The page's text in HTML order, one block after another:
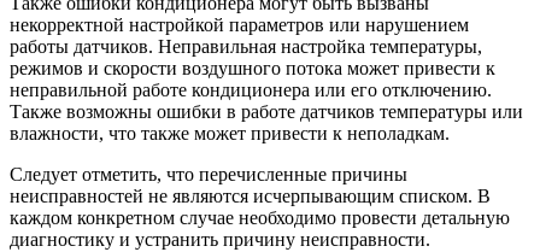
некорректной настройкой параметров или нарушением
работы датчиков. Неправильная настройка температуры,
режимов и скорости воздушного потока может привести к
неправильной работе кондиционера или его отключению.
Также возможны ошибки в работе датчиков температуры или
влажности, что также может привести к неполадкам.
Следует отметить, что перечисленные причины
неисправностей не являются исчерпывающим списком. В
каждом конкретном случае необходимо провести детальную
диагностику и устранить причину неисправности.